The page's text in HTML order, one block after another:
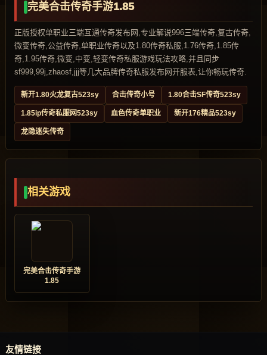
完美合击传奇手游1.85
正版授权单职业三端互通传奇发布网,专业解说996三端传奇,复古传奇,
微变传奇,公益传奇,单职业传奇以及1.80传奇私服,1.76传奇,1.85传
奇,1.95传奇,微变,中变,轻变传奇私服游戏玩法攻略,并且同步
sf999,99j,zhaosf,jjj等几大品牌传奇私服发布网开服表,让你畅玩传奇.
新开1.80火龙复古523sy 合击传奇小号 1.80合击SF传奇523sy
1.85ip传奇私服网523sy 血色传奇单职业 新开176精品523sy
龙隐迷失传奇
相关游戏
完美合击传奇手游
1.85
友情链接